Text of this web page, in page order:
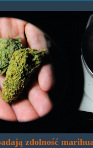
zdolność